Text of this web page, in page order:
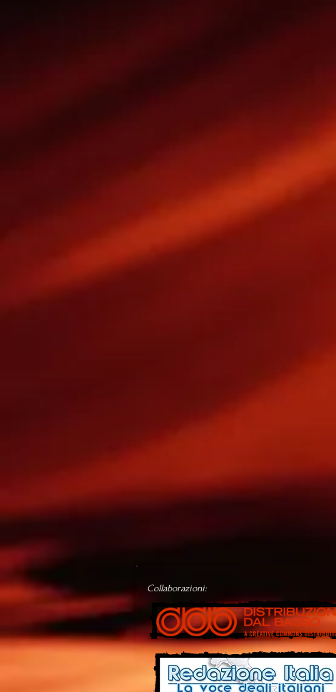
Collaborazioni: